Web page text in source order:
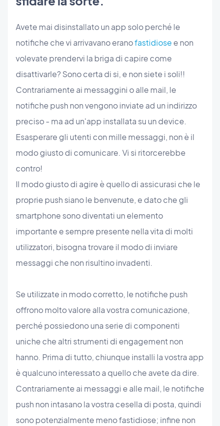
Avete mai disinstallato un app solo perché le
notifiche che vi arrivavano eranofastidiose e non
volevate prendervi la briga di capire come
disattivarle? Sono certa di si, e non siete i soli!!
Contrariamente ai messaggini o alle mail, le
notifiche push non vengono inviate ad un indirizzo
preciso - ma ad un'app installata su un device.
Esasperare gli utenti con mille messaggi, non è il
modo giusto di comunicare. Vi si ritorcerebbe
contro!
Il modo giusto di agire è quello di assicurasi che le
proprie push siano le benvenute, e dato che gli
smartphone sono diventati un elemento
importante e sempre presente nella vita di molti
utilizzatori, bisogna trovare il modo di inviare
messaggi che non risultino invadenti.
Se utilizzate in modo corretto, le notifiche push
offrono molto valore alla vostra comunicazione,
perché possiedono una serie di componenti
uniche che altri strumenti di engagement non
hanno. Prima di tutto, chiunque installi la vostra app
è qualcuno interessato a quello che avete da dire.
Contrariamente ai messaggi e alle mail, le notifiche
push non intasano la vostra cesella di posta, quindi
sono potenzialmente meno fastidiose; infine non